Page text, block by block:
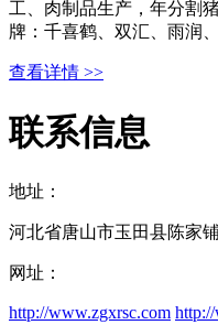
工、肉制品生产，年分割
牌：千喜鹤、双汇、雨润
查看详情 >>
联系信息
地址：
河北省唐山市玉田县陈家
网址：
http://www.zgxrsc.com